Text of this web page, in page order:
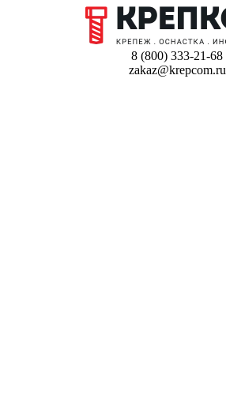
8 (800) 333-21-68
zakaz@krepcom.ru